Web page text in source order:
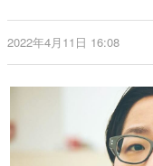
これから
の姿を追
ゲーム
ゲームに
日本のコ
画です。
2022年4月11日 16:08